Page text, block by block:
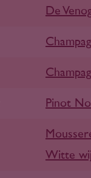
De
Pinot
Witte